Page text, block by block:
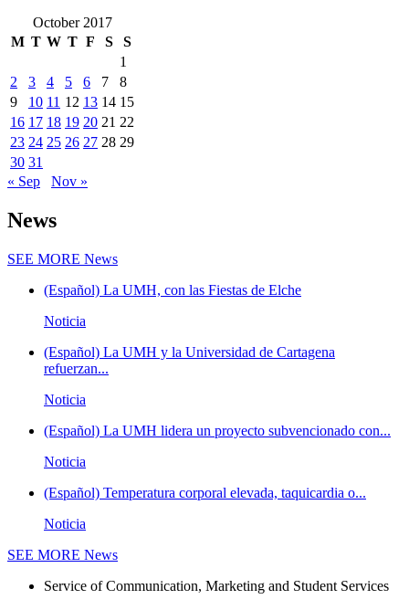
October 2017
M T W T F S
S
1
2
3 4 5 6 7
8
9
10 11 12 13 14 15
16 17 18 19 20 21 22
23 24 25 26 27 28 29
30 31
« Sep
Nov »
News
SEE MORE News
(Español) La UMH, con las Fiestas de Elche
Noticia
(Español) La UMH y la Universidad de Cartagena
refuerzan...
Noticia
(Español) La UMH lidera un proyecto subvencionado con...
Noticia
(Español) Temperatura corporal elevada, taquicardia o...
Noticia
SEE MORE News
Service of Communication, Marketing and Student Services